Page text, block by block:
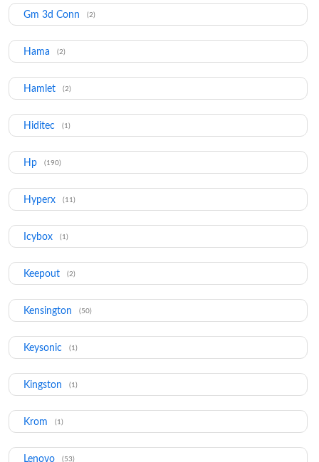
Gm 3d Conn (2)
Hama (2)
Hamlet (2)
Hiditec (1)
Hp (190)
Hyperx (11)
Icybox (1)
Keepout (2)
Kensington (50)
Keysonic (1)
Kingston (1)
Krom (1)
Lenovo (53)